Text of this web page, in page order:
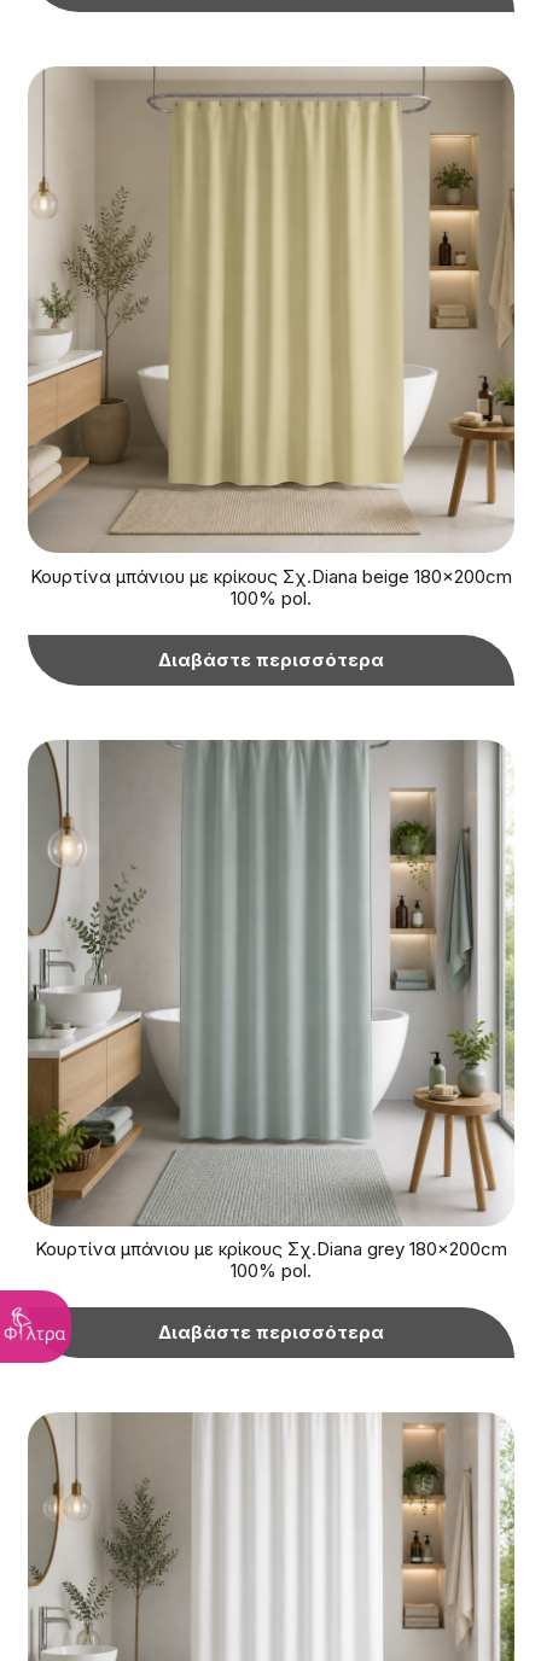
Κουρτίνα μπάνιου με κρίκους Σχ.Diana beige 180x200cm
100% pol.
Διαβάστε περισσότερα
Κουρτίνα μπάνιου με κρίκους Σχ.Diana grey 180x200cm
100% pol.
Διαβάστε περισσότερα